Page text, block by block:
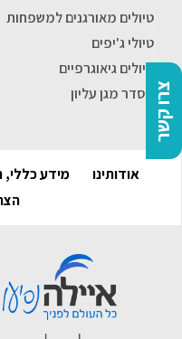
צרו קשר
טיולים מאורגנים למשפחות
טיולי ג'יפים
טיולים גיאוגרפיים
הסדר מגן עליון
אודותינו מידע כללי,